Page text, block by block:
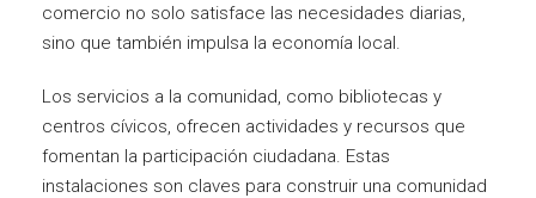
comercio no solo satisface las necesidades diarias,
sino que también impulsa la economía local.
Los servicios a la comunidad, como bibliotecas y
centros cívicos, ofrecen actividades y recursos que
fomentan la participación ciudadana. Estas
instalaciones son claves para construir una comunidad